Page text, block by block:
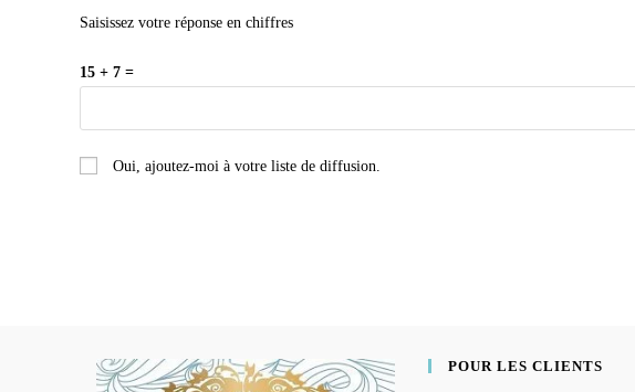
Saisissez votre réponse en chiffres
15 + 7 =
Oui, ajoutez-moi à votre liste de diffusion.
POUR LES CLIENTS